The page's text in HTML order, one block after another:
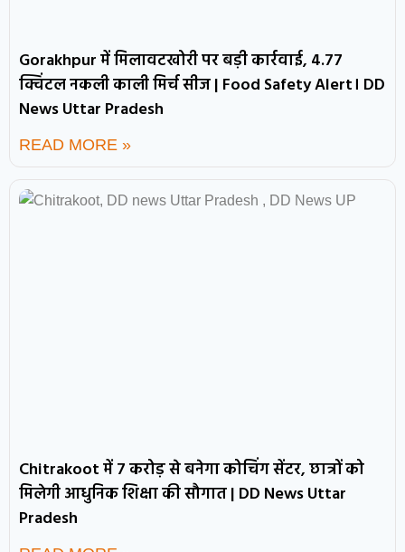
Gorakhpur में मिलावटखोरी पर बड़ी कार्रवाई, 4.77
क्विंटल नकली काली मिर्च सीज | Food Safety Alert। DD
News Uttar Pradesh
READ MORE »
Chitrakoot में 7 करोड़ से बनेगा कोचिंग सेंटर, छात्रों को
मिलेगी आधुनिक शिक्षा की सौगात | DD News Uttar
Pradesh